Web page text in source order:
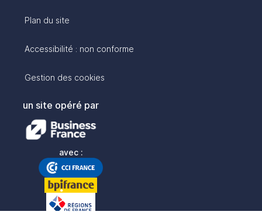
Plan du site
Accessibilité : non conforme
Gestion des cookies
un site opéré par
avec :